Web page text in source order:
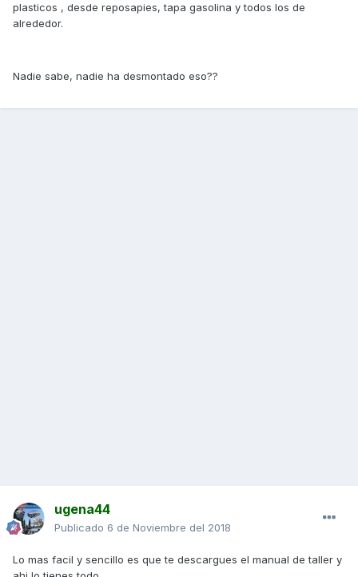
plasticos , desde reposapies, tapa gasolina y todos los de
alrededor.
Nadie sabe, nadie ha desmontado eso??
ugena44
Publicado 6 de Noviembre del 2018
Lo mas facil y sencillo es que te descargues el manual de taller y